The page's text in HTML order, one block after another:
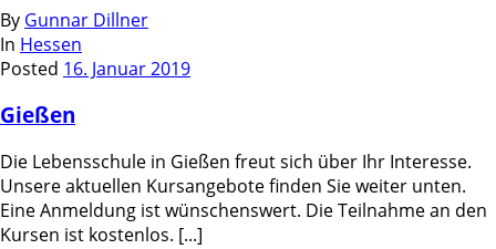
By Gunnar Dillner
In Hessen
Posted 16. Januar 2019
Gießen
Die Lebensschule in Gießen freut sich über Ihr Interesse.
Unsere aktuellen Kursangebote finden Sie weiter unten.
Eine Anmeldung ist wünschenswert. Die Teilnahme an den
Kursen ist kostenlos. [...]